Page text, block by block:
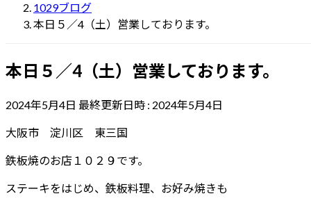
1029ブログ
本日５／4（土）営業しております。
本日５／4（土）営業しております。
2024年5月4日 最終更新日時 : 2024年5月4日
大阪市 淀川区 東三国
鉄板焼のお店１０２９です。
ステーキをはじめ、鉄板料理、お好み焼きも